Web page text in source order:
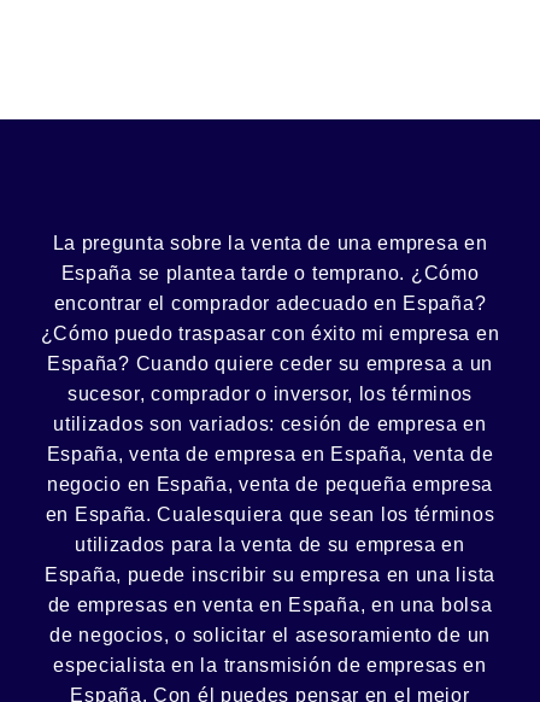
La pregunta sobre la venta de unaempresa en
España se plantea tarde o temprano. ¿Cómo
encontrar el comprador adecuado en España?
¿Cómo puedotraspasar con éxito mi empresa en
España? Cuando quiere ceder su empresa a un
sucesor, comprador o inversor, los términos
utilizados son variados: cesión de empresa en
España, venta de empresa en España, venta de
negocio en España, venta de pequeña empresa
en España. Cualesquiera que sean los términos
utilizados para la venta de su empresa en
España, puede inscribir su empresa en una lista
de empresas en venta en España, en una bolsa
de negocios, o solicitar el asesoramiento de un
especialista en la transmisión de empresas en
España. Con él puedes pensar en el mejor